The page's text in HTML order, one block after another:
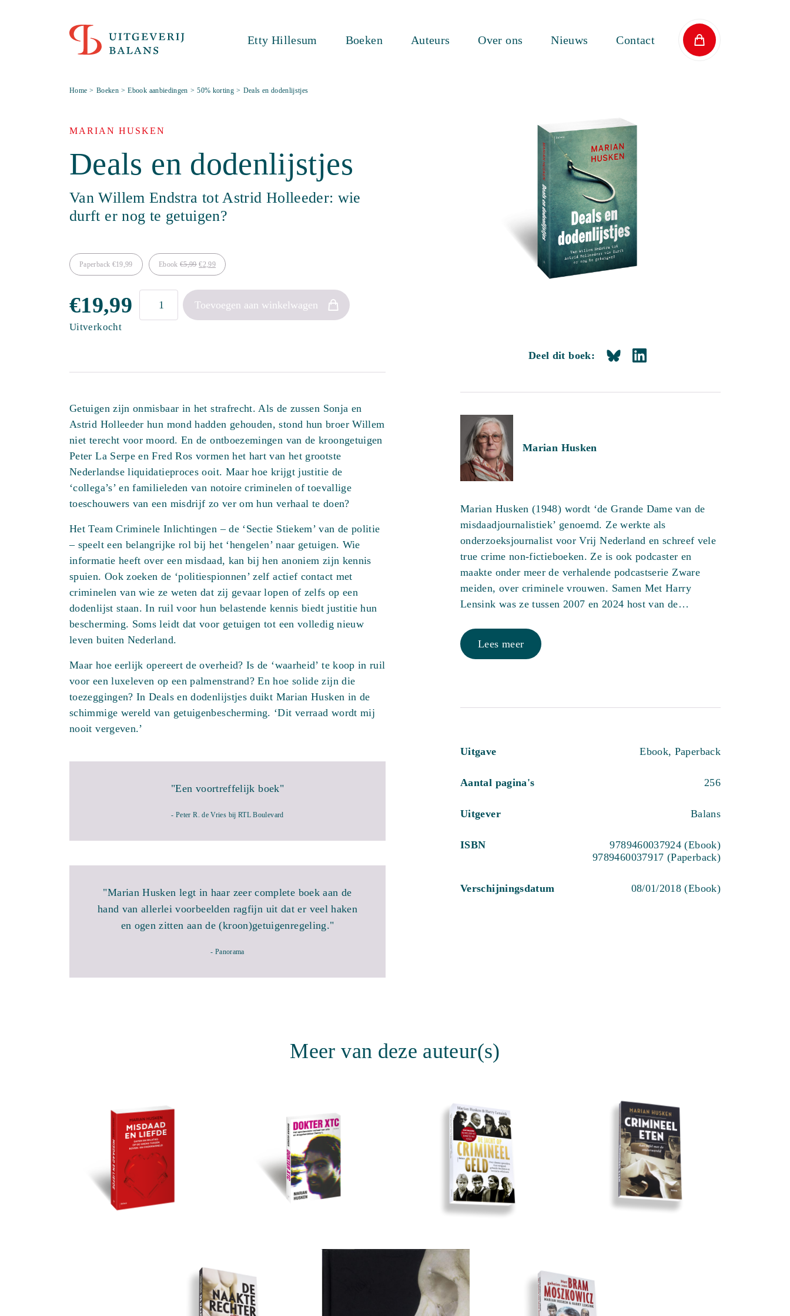
Etty Hillesum Boeken Auteurs Over ons Nieuws Contact
Home > Boeken > Ebook aanbiedingen > 50% korting > Deals en dodenlijstjes
MARIAN HUSKEN
Deals en dodenlijstjes
Van Willem Endstra tot Astrid Holleeder: wie
durft er nog te getuigen?
Paperback €19,99 Ebook €5,99 Oorspronkelijke
was:
€2,99Huidige
is:
€19,99
Uitverkocht
Toevoegen aan winkelwagen
Getuigen zijn onmisbaar in het strafrecht. Als de zussen Sonja en
Astrid Holleeder hun mond hadden gehouden, stond hun broer Willem
niet terecht voor moord. En de ontboezemingen van de kroongetuigen
Peter La Serpe en Fred Ros vormen het hart van het grootste
Nederlandse liquidatieproces ooit. Maar hoe krijgt justitie de
‘collega’s’ en familieleden van notoire criminelen of toevallige
toeschouwers van een misdrijf zo ver om hun verhaal te doen?
Het Team Criminele Inlichtingen – de ‘Sectie Stiekem’ van de politie
– speelt een belangrijke rol bij het ‘hengelen’ naar getuigen. Wie
informatie heeft over een misdaad, kan bij hen anoniem zijn kennis
spuien. Ook zoeken de ‘politiespionnen’ zelf actief contact met
criminelen van wie ze weten dat zij gevaar lopen of zelfs op een
dodenlijst staan. In ruil voor hun belastende kennis biedt justitie hun
bescherming. Soms leidt dat voor getuigen tot een volledig nieuw
leven buiten Nederland.
Maar hoe eerlijk opereert de overheid? Is de ‘waarheid’ te koop in ruil
voor een luxeleven op een palmenstrand? En hoe solide zijn die
toezeggingen? In Deals en dodenlijstjes duikt Marian Husken in de
schimmige wereld van getuigenbescherming. ‘Dit verraad wordt mij
nooit vergeven.’
"Een voortreffelijk boek"
- Peter R. de Vries bij RTL Boulevard
"Marian Husken legt in haar zeer complete boek aan de
hand van allerlei voorbeelden ragfijn uit dat er veel haken
en ogen zitten aan de (kroon)getuigenregeling."
- Panorama
Deel dit boek:
Marian Husken
Marian Husken (1948) wordt ‘de Grande Dame van de
misdaadjournalistiek’ genoemd. Ze werkte als
onderzoeksjournalist voor Vrij Nederland en schreef vele
true crime non-fictieboeken. Ze is ook podcaster en
maakte onder meer de verhalende podcastserie Zware
meiden, over criminele vrouwen. Samen Met Harry
Lensink was ze tussen 2007 en 2024 host van de…
Lees meer
Uitgave Ebook, Paperback
Aantal pagina's 256
Uitgever Balans
ISBN
9789460037924 (Ebook)
9789460037917 (Paperback)
Verschijningsdatum 08/01/2018 (Ebook)
Meer van deze auteur(s)